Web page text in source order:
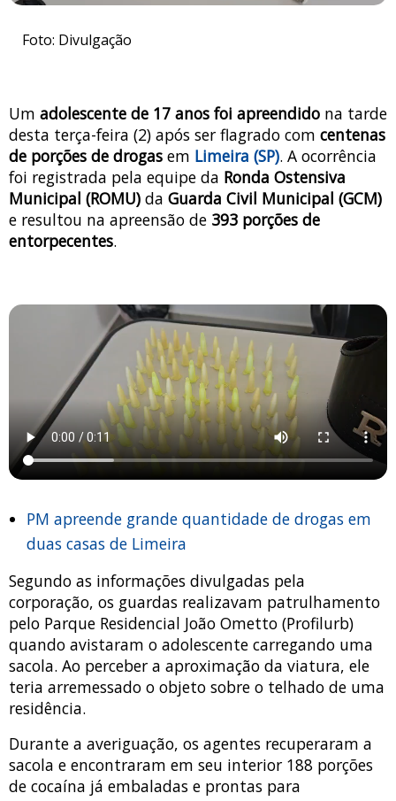
Foto: Divulgação
Um adolescente de 17 anos foi apreendido na tarde
desta terça-feira (2) após ser flagrado com centenas
de porções de drogas em Limeira (SP). A ocorrência
foi registrada pela equipe da Ronda Ostensiva
Municipal (ROMU) da Guarda Civil Municipal (GCM)
e resultou na apreensão de 393 porções de
entorpecentes.
PM apreende grande quantidade de drogas em
duas casas de Limeira
Segundo as informações divulgadas pela
corporação, os guardas realizavam patrulhamento
pelo Parque Residencial João Ometto (Profilurb)
quando avistaram o adolescente carregando uma
sacola. Ao perceber a aproximação da viatura, ele
teria arremessado o objeto sobre o telhado de uma
residência.
Durante a averiguação, os agentes recuperaram a
sacola e encontraram em seu interior 188 porções
de cocaína já embaladas e prontas para